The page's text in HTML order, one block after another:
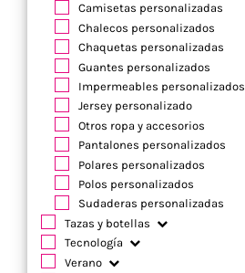
Camisetas personalizadas
Chalecos personalizados
Chaquetas personalizadas
Guantes personalizados
Impermeables personalizados
Jersey personalizado
Otros ropa y accesorios
Pantalones personalizados
Polares personalizados
Polos personalizados
Sudaderas personalizadas
Tazas y botellas
Tecnología
Verano